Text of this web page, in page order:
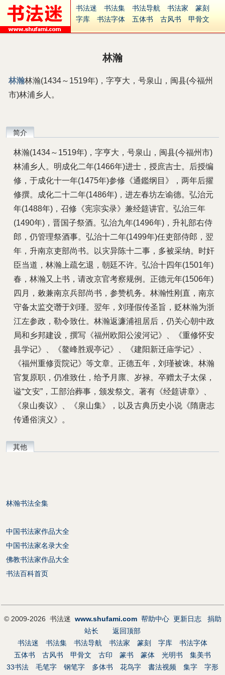
书法迷 书法集 书法导航 书法家
篆刻
字库
书法字体 五体书 古风书
甲骨文
字形 大字
中医 象棋
字体下载
免费字体 中文字体
英文字体
林瀚
林瀚林瀚(1434～1519年)，字亨大，号泉山，闽县(今福州
市)林浦乡人。
简介
林瀚(1434～1519年)，字亨大，号泉山，闽县(今福州市)
林浦乡人。明成化二年(1466年)进士，授庶吉士。后授编
修，于成化十一年(1475年)参修《通鑑纲目》，两年后擢
修撰。成化二十二年(1486年)，进左春坊左谕德。弘治元
年(1488年)，召修《宪宗实录》兼经筵讲官。弘治三年
(1490年)，晋国子祭酒。弘治九年(1496年)，升礼部右侍
郎，仍管理祭酒事。弘治十二年(1499年)任吏部侍郎，翌
年，升南京吏部尚书。以灾异陈十二事，多被采纳。时奸
臣当道，林瀚上疏乞退，朝廷不许。弘治十四年(1501年)
春，林瀚又上书，请改京官考察规例。正德元年(1506年)
四月，敕兼南京兵部尚书，参赞机务。林瀚性刚直，南京
守备太监交谮于刘瑾。翌年，刘瑾假传圣旨，贬林瀚为浙
江左参政，勒令致仕。林瀚返濂浦祖居后，仍关心朝中政
局和乡邦建设，撰写《福州欧阳公浚河记》、《重修怀安
县学记》、《鳌峰胜观亭记》、《建阳新迁庙学记》、
《福州重修贡院记》等文章。正德五年，刘瑾被诛。林瀚
官复原职，仍准致仕，给予月廪、岁禄。卒赠太子太保，
谥“文安”，工部治葬事，颁发祭文。著有《经筵讲章》、
《泉山奏议》、《泉山集》，以及古典历史小说《隋唐志
传通俗演义》。
其他
林瀚书法全集
中国书法家作品大全
中国书法家名录大全
佛教书法家作品大全
书法百科首页
© 2009-2026 书法迷 www.shufami.com 帮助中心 更新日志
捐助
站长
返回顶部
书法迷
书法集 书法导航 书法家 篆刻 字库
书法字体
五体书
古风书 甲骨文 古印 篆书 篆体 光明书
集美书
33书法
毛笔字 钢笔字 多体书 花鸟字 書法视频 集字 字形